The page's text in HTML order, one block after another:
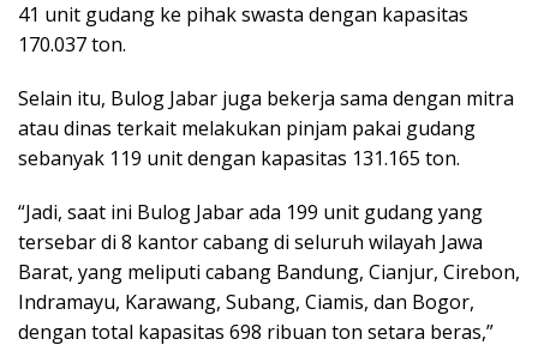
41 unit gudang ke pihak swasta dengan kapasitas
170.037 ton.
Selain itu, Bulog Jabar juga bekerja sama dengan mitra
atau dinas terkait melakukan pinjam pakai gudang
sebanyak 119 unit dengan kapasitas 131.165 ton.
“Jadi, saat ini Bulog Jabar ada 199 unit gudang yang
tersebar di 8 kantor cabang di seluruh wilayah Jawa
Barat, yang meliputi cabang Bandung, Cianjur, Cirebon,
Indramayu, Karawang, Subang, Ciamis, dan Bogor,
dengan total kapasitas 698 ribuan ton setara beras,”